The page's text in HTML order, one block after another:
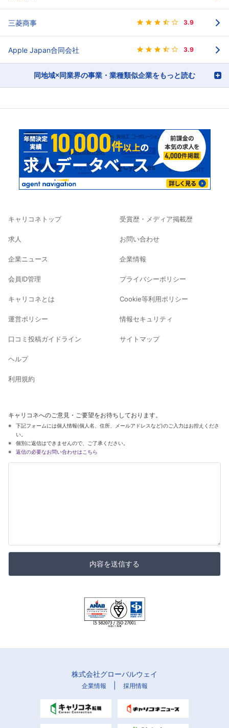
三菱商事 3.9
Apple Japan合同会社 3.9
同地域×同業界の事業・業種類似企業をもっと読む
キャリコネトップ
求人
企業ニュース
会員ID管理
キャリコネとは
運営ポリシー
口コミ投稿ガイドライン
ヘルプ
利用規約
受賞歴・メディア掲載歴
お問い合わせ
企業情報
プライバシーポリシー
Cookie等利用ポリシー
情報セキュリティ
サイトマップ
キャリコネへのご意見・ご要望をお待ちしております。
下記フォームには個人情報(個人名、住所、メールアドレスなど)のご入力はお控えくださ
い。
個別に返信はできませんので、ご了承ください。
返信の必要なお問い合わせはこちら
内容を送信する
株式会社グローバルウェイ
企業情報 採用情報